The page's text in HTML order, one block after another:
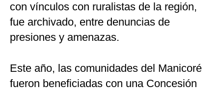
con vínculos con ruralistas de la región,
fue archivado, entre denuncias de
presiones y amenazas.
Este año, las comunidades del Manicoré
fueron beneficiadas con una Concesión